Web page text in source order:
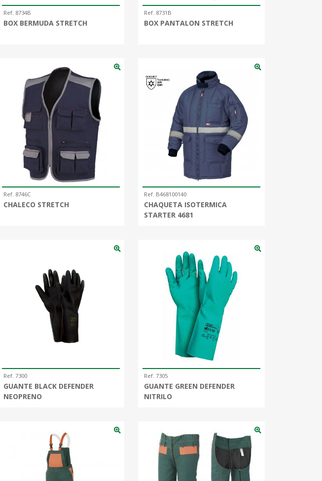
Ref. 8734B
BOX BERMUDA STRETCH
Ref. 8731B
BOX PANTALON STRETCH
Ref. 8746C
CHALECO STRETCH
Ref. B468100140
CHAQUETA ISOTERMICA
STARTER 4681
Ref. 7300
GUANTE BLACK DEFENDER
NEOPRENO
Ref. 7305
GUANTE GREEN DEFENDER
NITRILO